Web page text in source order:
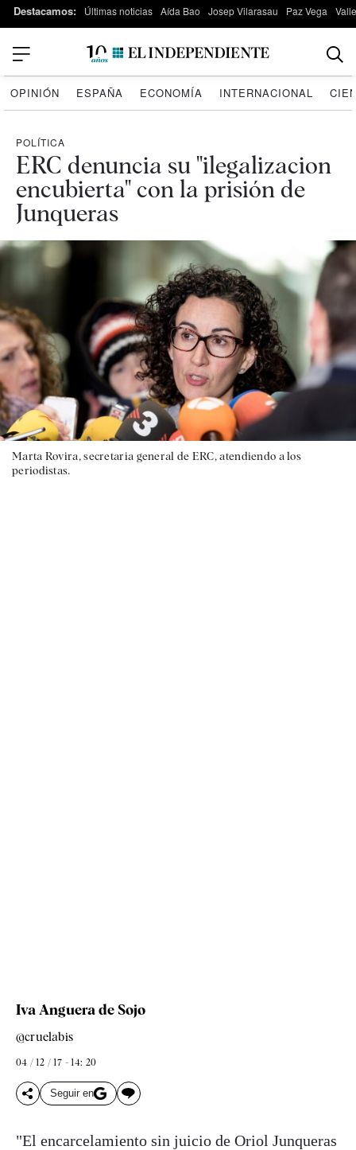
Destacamos: Últimas noticias Aída Bao Josep Vilarasau Paz Vega
OPINIÓN ESPAÑA ECONOMÍA INTERNACIONAL
POLÍTICA
ERC denuncia su "ilegalizacion
encubierta" con la prisión de
Junqueras
Marta Rovira, secretaria general de ERC, atendiendo a los
periodistas.
Iva Anguera de Sojo
@cruelabis
04 / 12 / 17 - 14: 20
Seguir en
"El encarcelamiento sin juicio de Oriol Junqueras